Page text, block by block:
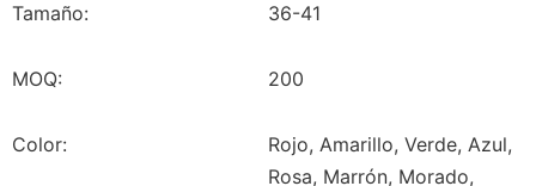
Tamaño: 36-41
MOQ: 200
Color:
Rojo, Amarillo, Verde, Azul,
Rosa, Marrón, Morado,